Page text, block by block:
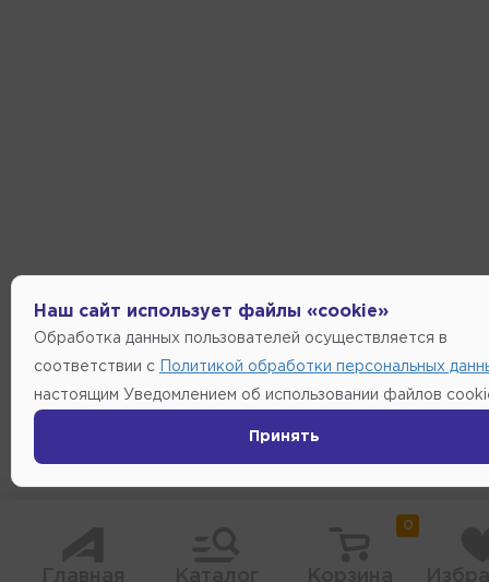
0
Наш сайт использует файлы «cookie»
Обработка данных пользователей осуществляется в
соответствии с Политикой обработки персональных
настоящим Уведомлением об использовании файлов
Принять